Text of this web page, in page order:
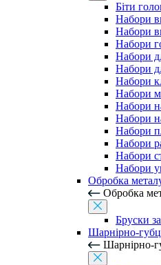
Біти
Набори
Набори
Набори
Набори
Набори
Набори
Набори
Набори
Набори
Набори
Набори
Набори
Набори
Обробка
Обробка
Бруски
Шарнірно-
Шарнірно-